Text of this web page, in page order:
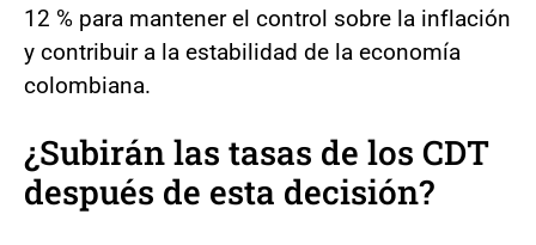
12 % para mantener el control sobre la inflación
y contribuir a la estabilidad de la economía
colombiana.
¿Subirán las tasas de los CDT
después de esta decisión?